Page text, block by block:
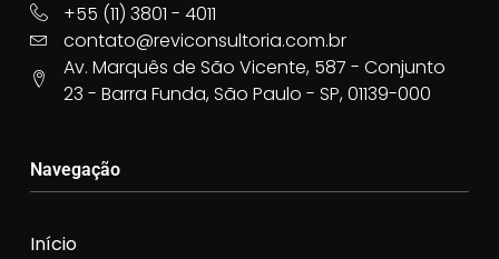
+55 (11) 3801 - 4011
contato@reviconsultoria.com.br
Av. Marquês de São Vicente, 587 - Conjunto
23 - Barra Funda, São Paulo - SP, 01139-000
Navegação
Início